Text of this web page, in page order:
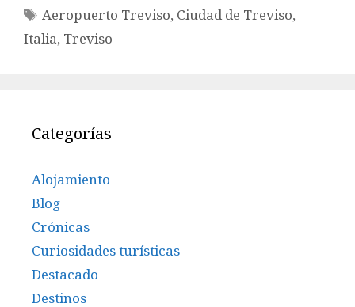
Etiquetas
Aeropuerto Treviso, Ciudad de Treviso,
Italia, Treviso
Categorías
Alojamiento
Blog
Crónicas
Curiosidades turísticas
Destacado
Destinos